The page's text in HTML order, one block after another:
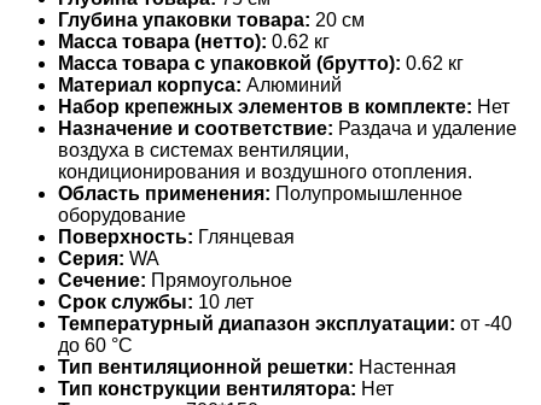
Глубина упаковки товара: 20 см
Масса товара (нетто): 0.62 кг
Масса товара с упаковкой (брутто): 0.62 кг
Материал корпуса: Алюминий
Набор крепежных элементов в комплекте: Нет
Назначение и соответствие: Раздача и удаление
воздуха в системах вентиляции,
кондиционирования и воздушного отопления.
Область применения: Полупромышленное
оборудование
Поверхность: Глянцевая
Серия: WA
Сечение: Прямоугольное
Срок службы: 10 лет
Температурный диапазон эксплуатации: от -40
до 60 °С
Тип вентиляционной решетки: Настенная
Тип конструкции вентилятора: Нет